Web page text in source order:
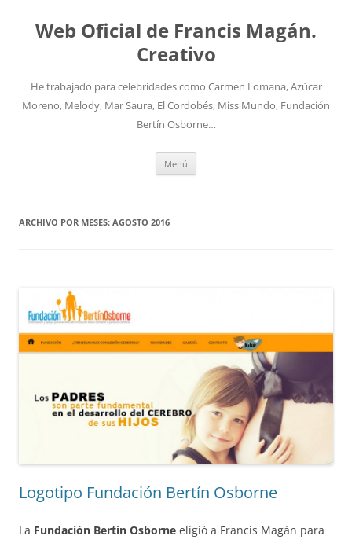
contenido
Web Oficial de Francis Magán.
Creativo
He trabajado para celebridades como Carmen Lomana, Azúcar
Moreno, Melody, Mar Saura, El Cordobés, Miss Mundo, Fundación
Bertín Osborne…
Menú
ARCHIVO POR MESES: AGOSTO 2016
Logotipo Fundación Bertín Osborne
La Fundación Bertín Osborne eligió a Francis Magán para